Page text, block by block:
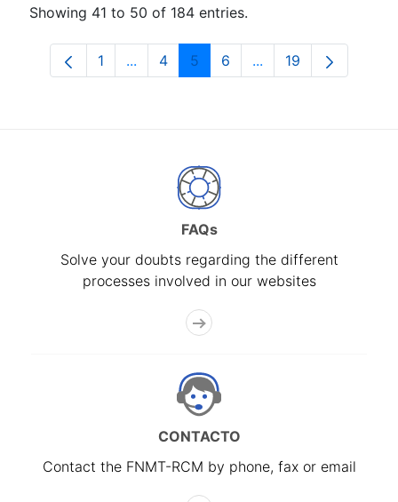
Showing 41 to 50 of 184 entries.
Page
1 ...Intermediate Pages Use TAB to
Page
4 Page
5 Page
6 ...Intermediate Pages
Page
19
FAQs
Solve your doubts regarding the different
processes involved in our websites
CONTACTO
Contact the FNMT-RCM by phone, fax or email